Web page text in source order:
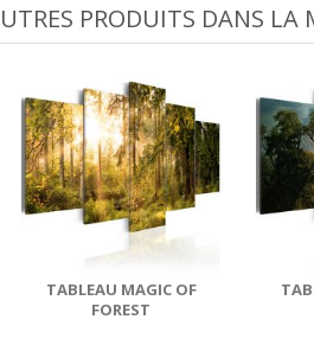
PRODUITS DANS LA
TABLEAU MAGIC OF
FOREST